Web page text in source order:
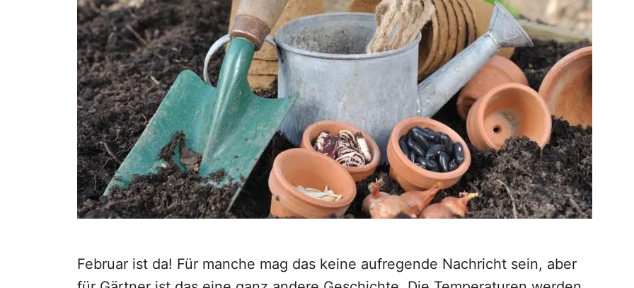
Februar ist da! Für manche mag das keine aufregende Nachricht sein, aber